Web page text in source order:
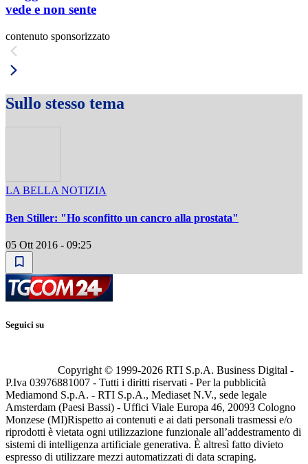
vede e non sente
contenuto sponsorizzato
Sullo stesso tema
LA BELLA NOTIZIA
Ben Stiller: "Ho sconfitto un cancro alla prostata"
05 Ott 2016 - 09:25
Seguici su
Copyright © 1999-2026 RTI S.p.A. Business Digital -
P.Iva 03976881007 - Tutti i diritti riservati - Per la pubblicità
Mediamond S.p.A. - RTI S.p.A., Mediaset N.V., sede legale
Amsterdam (Paesi Bassi) - Uffici Viale Europa 46, 20093 Cologno
Monzese (MI)Rispetto ai contenuti e ai dati personali trasmessi e/o
riprodotti è vietata ogni utilizzazione funzionale all’addestramento di
sistemi di intelligenza artificiale generativa. È altresì fatto divieto
espresso di utilizzare mezzi automatizzati di data scraping.